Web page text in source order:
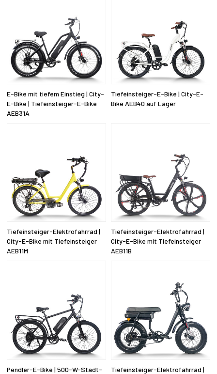
E-Bike mit tiefem Einstieg | City-
E-Bike | Tiefeinsteiger-E-Bike
AEB31A
Tiefeinsteiger-E-Bike | City-E-
Bike AEB40 auf Lager
Tiefeinsteiger-Elektrofahrrad |
City-E-Bike mit Tiefeinsteiger
AEB11M
Tiefeinsteiger-Elektrofahrrad |
City-E-Bike mit Tiefeinsteiger
AEB11B
Pendler-E-Bike | 500-W-Stadt-
Tiefeinsteiger-Elektrofahrrad |